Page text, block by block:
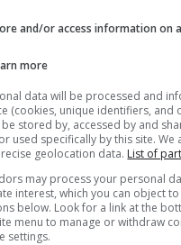
da tutto quello
il gatto, tutto il mistero
a questo felino
quando un gatto
dire
di un rifugio, un
al sicuro. E in
and/or access information on
more
data will be processed and
(cookies, unique identifiers, and
be stored by, accessed by and
used specifically by this site.
geolocation data. List of
may process your personal
interest, which you can object
below. Look for a link at the
menu to manage or withdraw
settings.